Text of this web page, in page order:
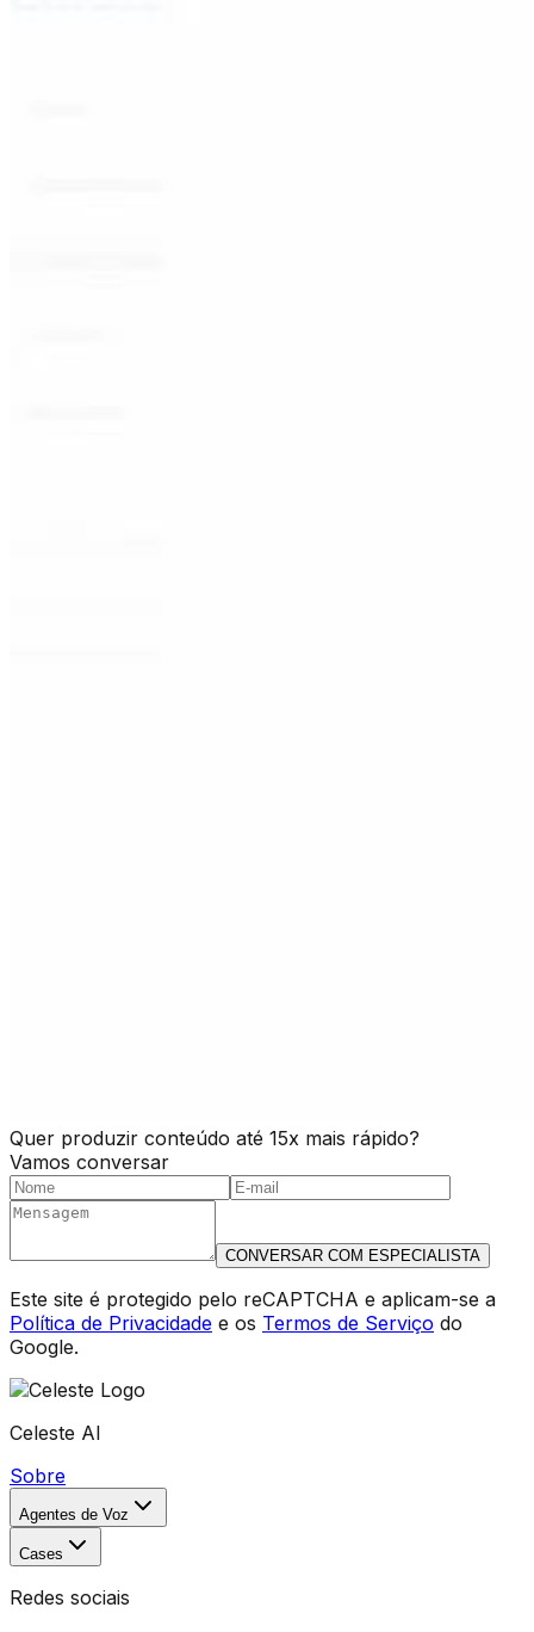
Quer produzir conteúdo até 15x mais rápido?
Vamos conversar
CONVERSAR COM ESPECIALISTA
Este site é protegido pelo reCAPTCHA e aplicam-se a
Política de Privacidade e os Termos de Serviço do
Google.
Celeste AI
Sobre
Agentes de Voz
Cases
Redes sociais